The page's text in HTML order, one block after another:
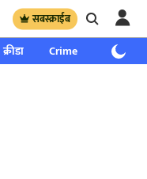
सबस्क्राईब
क्रीडा Crime साप्ताहिक